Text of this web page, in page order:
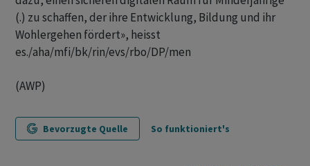
(.) zu schaffen, der ihre Entwicklung, Bildung und ihr
Wohlergehen fördert», heisst
es./aha/mfi/bk/rin/evs/rbo/DP/men
(AWP)
Bevorzugte Quelle So funktioniert's